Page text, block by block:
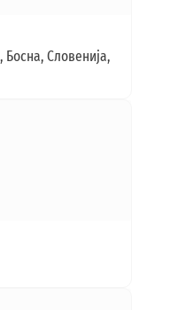
Словенија,